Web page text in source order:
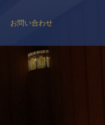
お問い合わせ